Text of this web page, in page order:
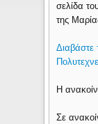
σελίδα
της
Διαβάστε
Η
Σε